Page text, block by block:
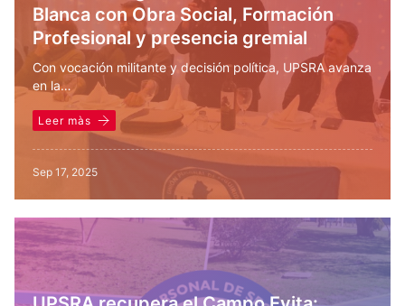
Blanca con Obra Social, Formación
Profesional y presencia gremial
Con vocación militante y decisión política, UPSRA avanza
en la…
Leer màs
Sep 17, 2025